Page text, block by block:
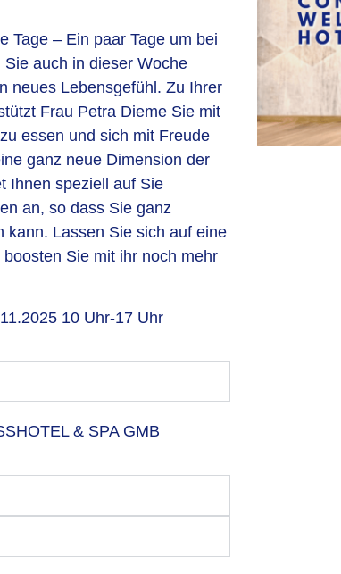
Tage – Ein paar Tage um bei
auch in dieser Woche
neues Lebensgefühl. Zu Ihrer
Frau Petra Dieme Sie mit
essen und sich mit Freude
ganz neue Dimension der
Ihnen speziell auf Sie
an, so dass Sie ganz
kann. Lassen Sie sich auf eine
Sie mit ihr noch mehr
10 Uhr-17 Uhr
& SPA GMB